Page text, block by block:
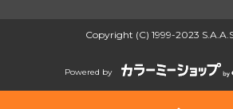
Copyright (C) 1999-2023
Powered by